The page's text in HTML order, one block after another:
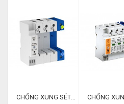
CHỐNG XUNG SÉT
CHỐNG